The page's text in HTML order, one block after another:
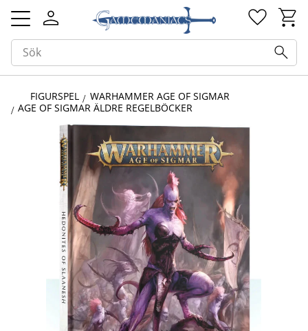
Meny
FIGURSPEL
WARHAMMER AGE OF SIGMAR
AGE OF SIGMAR ÄLDRE REGELBÖCKER